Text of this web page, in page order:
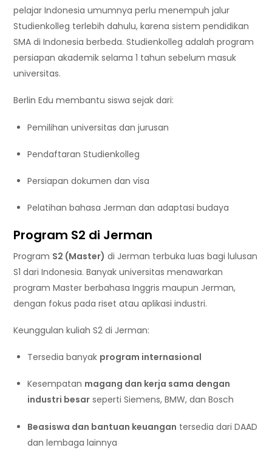
pelajar Indonesia umumnya perlu menempuh jalur
Studienkolleg terlebih dahulu, karena sistem pendidikan
SMA di Indonesia berbeda. Studienkolleg adalah program
persiapan akademik selama 1 tahun sebelum masuk
universitas.
Berlin Edu membantu siswa sejak dari:
Pemilihan universitas dan jurusan
Pendaftaran Studienkolleg
Persiapan dokumen dan visa
Pelatihan bahasa Jerman dan adaptasi budaya
Program S2 di Jerman
Program S2 (Master) di Jerman terbuka luas bagi lulusan
S1 dari Indonesia. Banyak universitas menawarkan
program Master berbahasa Inggris maupun Jerman,
dengan fokus pada riset atau aplikasi industri.
Keunggulan kuliah S2 di Jerman:
Tersedia banyak program internasional
Kesempatan magang dan kerja sama dengan
industri besarseperti Siemens, BMW, dan Bosch
Beasiswa dan bantuan keuangan tersedia dari DAAD
dan lembaga lainnya